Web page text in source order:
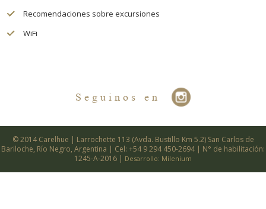
Recomendaciones sobre excursiones
WiFi
Seguinos en
© 2014 Carelhue | Larrochette 113 (Avda. Bustillo Km 5.2) San Carlos de
Bariloche, Río Negro, Argentina | Cel: +54 9 294 450-2694 | N° de habilitación:
1245-A-2016 | Desarrollo: Milenium